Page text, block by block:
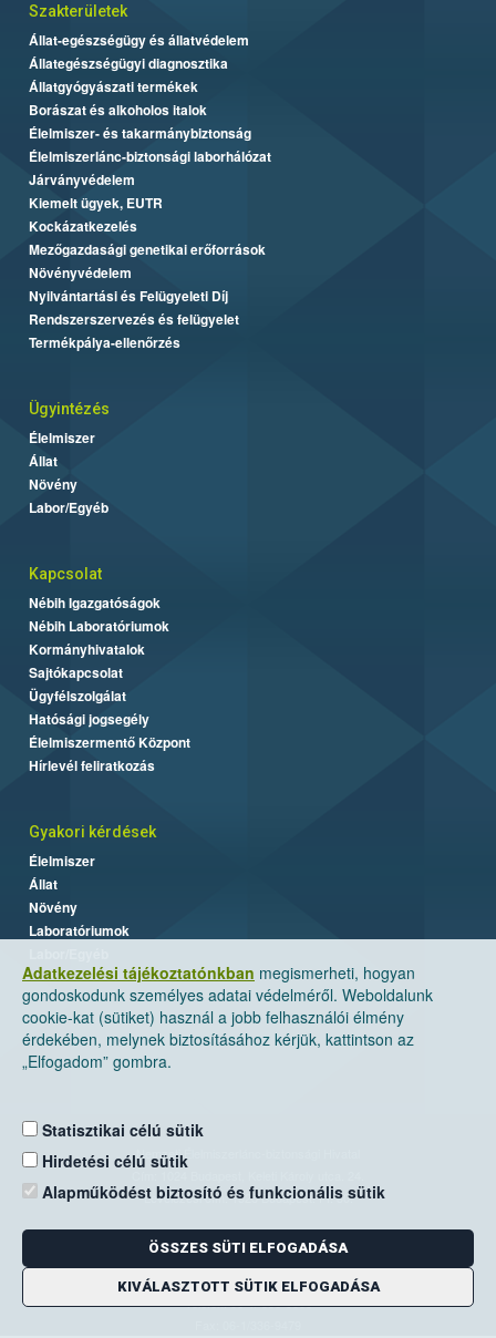
Adatkezelési tájékoztatónkban megismerheti, hogyan
gondoskodunk személyes adatai védelméről. Weboldalunk
cookie-kat (sütiket) használ a jobb felhasználói élmény
érdekében, melynek biztosításához kérjük, kattintson az
„Elfogadom” gombra.
Statisztikai célú sütik
Hirdetési célú sütik
Alapműködést biztosító és funkcionális sütik
ÖSSZES SÜTI ELFOGADÁSA
KIVÁLASZTOTT SÜTIK ELFOGADÁSA
Szakterületek
Állat-egészségügy és állatvédelem
Állategészségügyi diagnosztika
Állatgyógyászati termékek
Borászat és alkoholos italok
Élelmiszer- és takarmánybiztonság
Élelmiszerlánc-biztonsági laborhálózat
Járványvédelem
Kiemelt ügyek, EUTR
Kockázatkezelés
Mezőgazdasági genetikai erőforrások
Növényvédelem
Nyilvántartási és Felügyeleti Díj
Rendszerszervezés és felügyelet
Termékpálya-ellenőrzés
Ügyintézés
Élelmiszer
Állat
Növény
Labor/Egyéb
Kapcsolat
Nébih Igazgatóságok
Nébih Laboratóriumok
Kormányhivatalok
Sajtókapcsolat
Ügyfélszolgálat
Hatósági jogsegély
Élelmiszermentő Központ
Hírlevél feliratkozás
Gyakori kérdések
Élelmiszer
Állat
Növény
Laboratóriumok
Nemzeti Élelmiszerlánc-biztonsági Hivatal
Levelezési cím: 1525 Budapest. Pf. 30.
E-mail:ugyfelszolgalat@nebih.gov.hu
Zöld szám: 06-80/263-244
Telefon: 06-1/ 336-9000